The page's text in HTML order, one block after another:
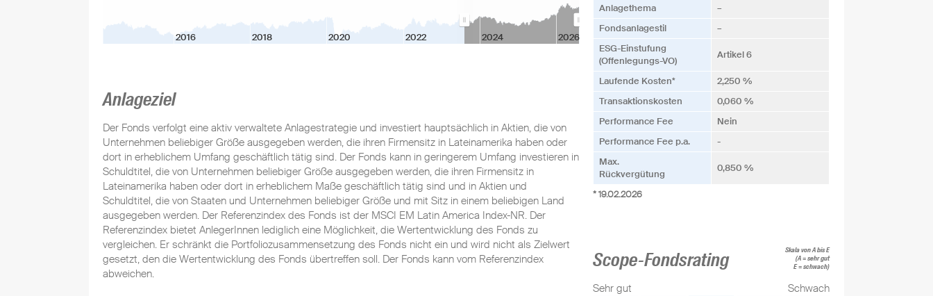
2016 2018 2020 2022 2024 2026
Anlageziel
Der Fonds verfolgt eine aktiv verwaltete Anlagestrategie und investiert hauptsächlich in Aktien, die von
Unternehmen beliebiger Größe ausgegeben werden, die ihren Firmensitz in Lateinamerika haben oder
dort in erheblichem Umfang geschäftlich tätig sind. Der Fonds kann in geringerem Umfang investieren in
Schuldtitel, die von Unternehmen beliebiger Größe ausgegeben werden, die ihren Firmensitz in
Lateinamerika haben oder dort in erheblichem Maße geschäftlich tätig sind und in Aktien und
Schuldtitel, die von Staaten und Unternehmen beliebiger Größe und mit Sitz in einem beliebigen Land
ausgegeben werden. Der Referenzindex des Fonds ist der MSCI EM Latin America Index-NR. Der
Referenzindex bietet AnlegerInnen lediglich eine Möglichkeit, die Wertentwicklung des Fonds zu
vergleichen. Er schränkt die Portfoliozusammensetzung des Fonds nicht ein und wird nicht als Zielwert
gesetzt, den die Wertentwicklung des Fonds übertreffen soll. Der Fonds kann vom Referenzindex
abweichen.
Anlagethema
–
Fonds­anlagestil
–
ESG-Einstufung
(Offenlegungs-VO)
Artikel 6
Laufende Kosten*
2,250 %
Transaktionskosten
0,060 %
Performance Fee
Nein
Performance Fee p.a.
-
Max.
Rückvergütung
0,850 %
* 19.02.2026
Scope-Fondsrating
Skala von A bis E
(A = sehr gut
E = schwach)
Sehr gut
Schwach